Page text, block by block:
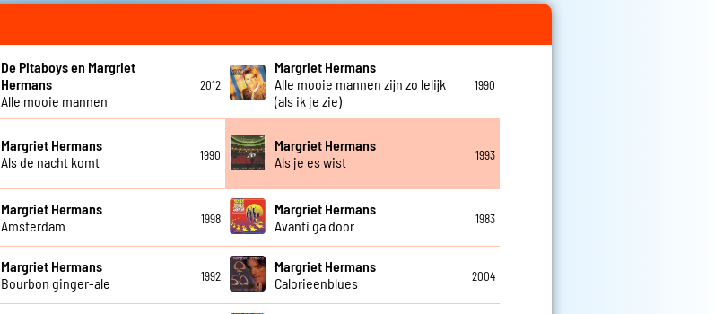
De Pitaboys en Margriet
Hermans
Alle mooie mannen
2012
Margriet Hermans
Alle mooie mannen zijn zo lelijk
(als ik je zie)
1990
Margriet Hermans
Als de nacht komt
1990
Margriet Hermans
Als je es wist
1993
Margriet Hermans
Amsterdam
1998
Margriet Hermans
Avanti ga door
1983
Margriet Hermans
Bourbon ginger-ale
1992
Margriet Hermans
Calorieenblues
2004